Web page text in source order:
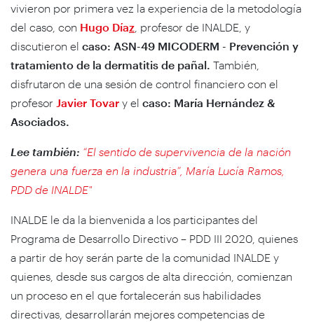
vivieron por primera vez la experiencia de la metodología
del caso, con Hugo Díaz , profesor de INALDE, y
discutieron el caso: ASN-49 MICODERM - Prevención y
tratamiento de la dermatitis de pañal. También,
disfrutaron de una sesión de control financiero con el
profesor Javier Tovar y el caso: María Hernández &
Asociados.
Lee también: “El sentido de supervivencia de la nación
genera una fuerza en la industria”, María Lucía Ramos,
PDD de INALDE"
INALDE le da la bienvenida a los participantes del
Programa de Desarrollo Directivo – PDD III 2020, quienes
a partir de hoy serán parte de la comunidad INALDE y
quienes, desde sus cargos de alta dirección, comienzan
un proceso en el que fortalecerán sus habilidades
directivas, desarrollarán mejores competencias de